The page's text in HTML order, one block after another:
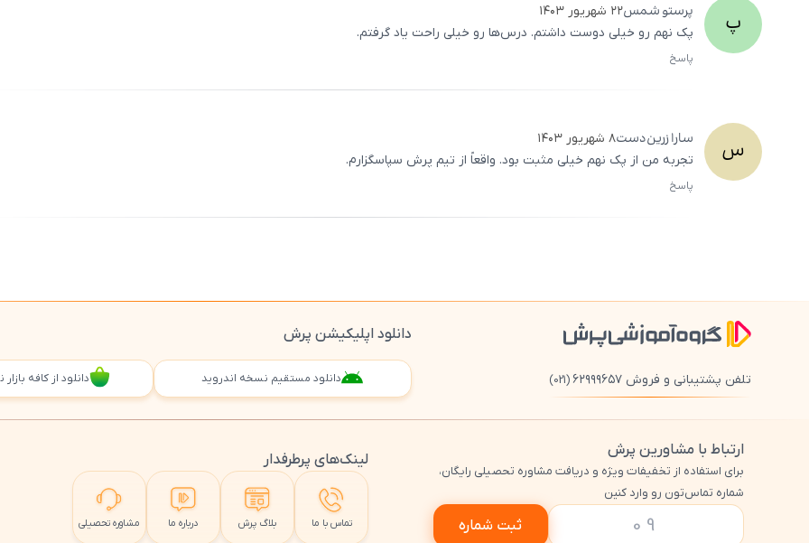
پ پرستوشمس۲۲ شهریور ۱۴۰۳
پک نهم رو خیلی دوست داشتم. درس‌ها رو خیلی راحت یاد گرفتم.
پاسخ
س سارازرین‌دست۸ شهریور ۱۴۰۳
تجربه من از پک نهم خیلی مثبت بود. واقعاً از تیم پرش سپاسگزارم.
پاسخ
تلفن پشتیبانی و فروش ۶۲۹۹۹۶۵۷ (021)
دانلود اپلیکیشن پرش
دانلود مستقیم نسخه اندروید دانلود از کافه
ارتباط با مشاورین پرش
برای استفاده از تخفیفات ویژه و دریافت مشاوره تحصیلی رایگان،
شماره تماس‌تون رو وارد کنین
ثبت شماره
لینک‌های پرطرفدار
تماس با ما بلاگ پرش درباره ما مشاوره تحصیلی